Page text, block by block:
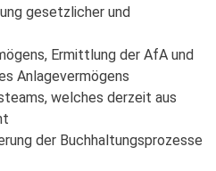
gesetzlicher und
Ermittlung der AfA und
Anlagevermögens
welches derzeit aus
der Buchhaltungsprozesse